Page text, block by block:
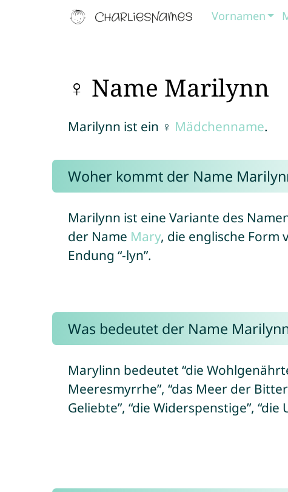
Vornamen
♀ Name Marilynn
Marilynn ist ein ♀ Mädchenname.
Woher kommt der Name
Marilynn ist eine Variante des
der Name Mary, die englische Form
Endung “-lyn”.
Was bedeutet der Name
Marylinn bedeutet “die
Meeresmyrrhe”, “das Meer der
Geliebte”, “die Widerspenstige”,